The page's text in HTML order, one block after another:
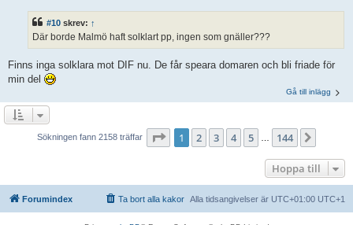
#10 skrev: ↑
Där borde Malmö haft solklart pp, ingen som gnäller???
Finns inga solklara mot DIF nu. De får speara domaren och bli friade för
min del
Gå till inlägg
Sökningen fann 2158 träffar Sida av 144
1 2 3 4 5 144
Hoppa till
Forumindex Alla tidsangivelser är UTC+01:00 UTC+1
Ta bort alla kakor